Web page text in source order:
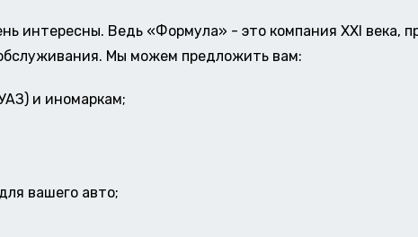
интересны. Ведь «Формула» - это компания XXI века,
Мы можем предложить вам:
и иномаркам;
вашего авто;